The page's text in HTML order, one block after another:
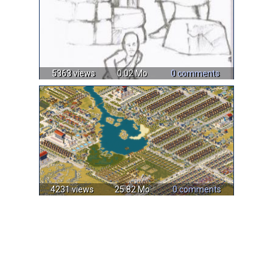
5363 views 0.02 Mo 0 comments
4231 views 25.82 Mo 0 comments